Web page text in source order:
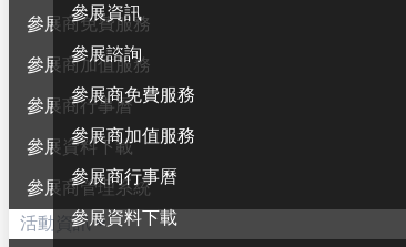
參展資訊
參展諮詢
參展商免費服務
參展商加值服務
參展商行事曆
參展資料下載
參展商免費服務
參展商加值服務
參展商行事曆
參展資料下載
參展商管理系統
活動資訊